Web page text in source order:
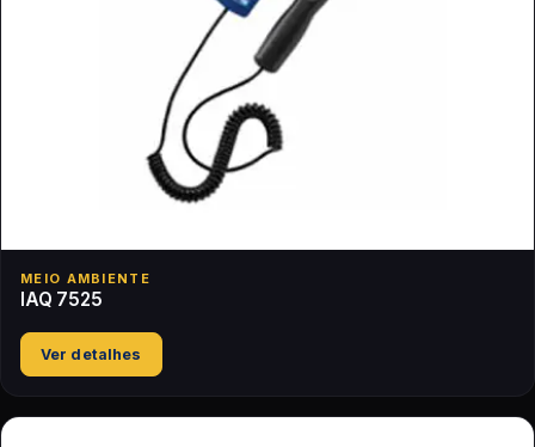
MEIO AMBIENTE
IAQ 7525
Ver detalhes